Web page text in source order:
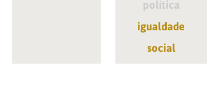
política
igualdade
social